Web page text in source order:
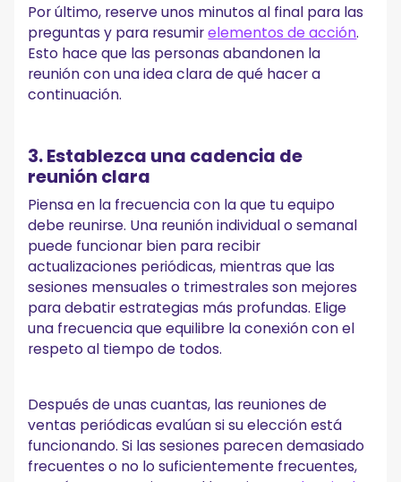
Por último, reserve unos minutos al final para las
preguntas y para resumirelementos de acción.
Esto hace que las personas abandonen la
reunión con una idea clara de qué hacer a
continuación.
3. Establezca una cadencia de
reunión clara
Piensa en la frecuencia con la que tu equipo
debe reunirse. Una reunión individual o semanal
puede funcionar bien para recibir
actualizaciones periódicas, mientras que las
sesiones mensuales o trimestrales son mejores
para debatir estrategias más profundas. Elige
una frecuencia que equilibre la conexión con el
respeto al tiempo de todos.
Después de unas cuantas, las reuniones de
ventas periódicas evalúan si su elección está
funcionando. Si las sesiones parecen demasiado
frecuentes o no lo suficientemente frecuentes,